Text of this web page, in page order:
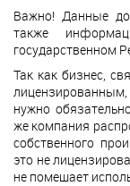
Важно! Данные
также
государственном
Так как бизнес,
нужно
же компания
собственного
это не
не помешает